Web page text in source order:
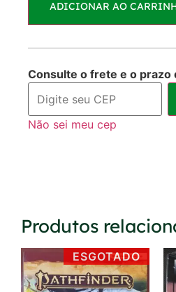
1x deR$160,00
sem juros
sem juros
sem juros
ADICIONAR AO
Consulte o frete e o prazo
Não sei meu cep
Produtos
ESGOTADO